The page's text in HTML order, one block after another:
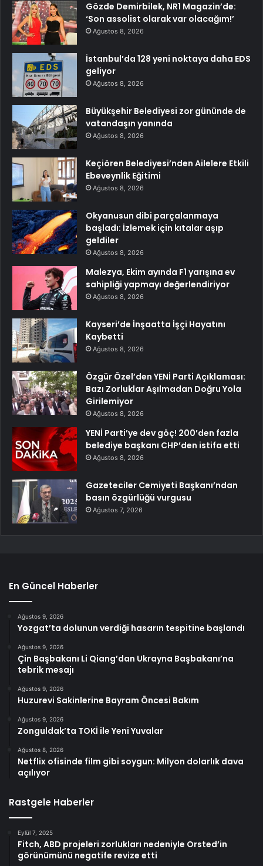
Gözde Demirbilek, NR1 Magazin’de:
‘Son assolist olarak var olacağım!’
Ağustos 8, 2026
İstanbul’da 128 yeni noktaya daha EDS
geliyor
Ağustos 8, 2026
Büyükşehir Belediyesi zor gününde de
vatandaşın yanında
Ağustos 8, 2026
Keçiören Belediyesi’nden Ailelere Etkili
Ebeveynlik Eğitimi
Ağustos 8, 2026
Okyanusun dibi parçalanmaya
başladı: İzlemek için kıtalar aşıp
geldiler
Ağustos 8, 2026
Malezya, Ekim ayında F1 yarışına ev
sahipliği yapmayı değerlendiriyor
Ağustos 8, 2026
Kayseri’de İnşaatta İşçi Hayatını
Kaybetti
Ağustos 8, 2026
Özgür Özel’den YENİ Parti Açıklaması:
Bazı Zorluklar Aşılmadan Doğru Yola
Girilemiyor
Ağustos 8, 2026
YENİ Parti’ye dev göç! 200’den fazla
belediye başkanı CHP’den istifa etti
Ağustos 8, 2026
Gazeteciler Cemiyeti Başkanı’ndan
basın özgürlüğü vurgusu
Ağustos 7, 2026
En Güncel Haberler
Ağustos 9, 2026
Yozgat’ta dolunun verdiği hasarın tespitine başlandı
Ağustos 9, 2026
Çin Başbakanı Li Qiang’dan Ukrayna Başbakanı’na
tebrik mesajı
Ağustos 9, 2026
Huzurevi Sakinlerine Bayram Öncesi Bakım
Ağustos 9, 2026
Zonguldak’ta TOKİ ile Yeni Yuvalar
Ağustos 8, 2026
Netflix ofisinde film gibi soygun: Milyon dolarlık dava
açılıyor
Rastgele Haberler
Eylül 7, 2025
Fitch, ABD projeleri zorlukları nedeniyle Orsted’in
görünümünü negatife revize etti